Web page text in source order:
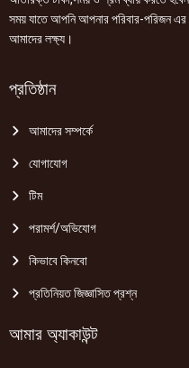
সময় যাতে আপনি আপনার পরিবার-পরিজন এর
আমাদের লক্ষ্য।
প্রতিষ্ঠান
আমাদের সম্পর্কে
যোগাযোগ
টিম
পরামর্শ/অভিযোগ
কিভাবে কিনবো
প্রতিনিয়ত জিজ্ঞাসিত প্রশ্ন
আমার অ্যাকাউন্ট